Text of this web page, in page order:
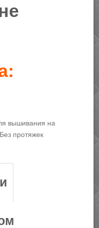
вышивания на
протяжек